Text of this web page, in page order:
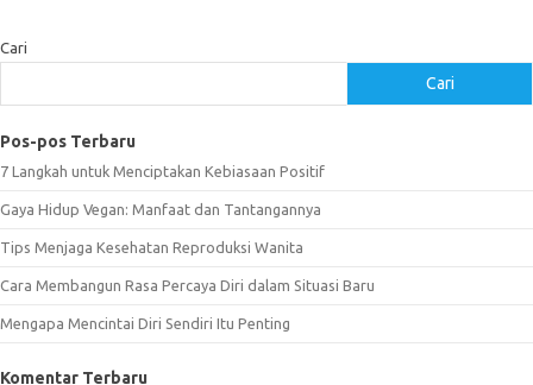
Cari
Cari
Pos-pos Terbaru
7 Langkah untuk Menciptakan Kebiasaan Positif
Gaya Hidup Vegan: Manfaat dan Tantangannya
Tips Menjaga Kesehatan Reproduksi Wanita
Cara Membangun Rasa Percaya Diri dalam Situasi Baru
Mengapa Mencintai Diri Sendiri Itu Penting
Komentar Terbaru